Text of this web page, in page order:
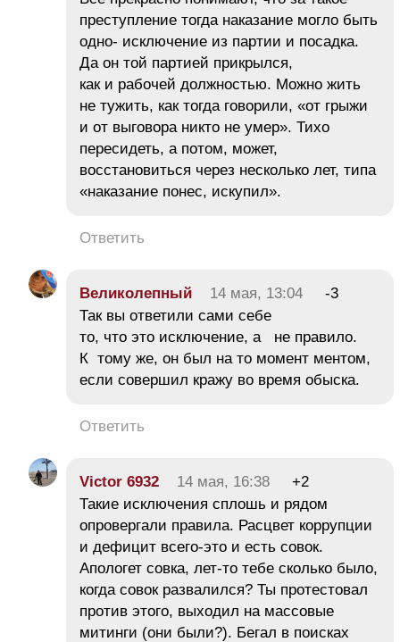
преступление тогда наказание могло быть
одно- исключение из партии и посадка.
Да он той партией прикрылся,
как и рабочей должностью. Можно жить
не тужить, как тогда говорили, «от грыжи
и от выговора никто не умер». Тихо
пересидеть, а потом, может,
восстановиться через несколько лет, типа
«наказание понес, искупил».
Ответить
Великолепный 14 мая, 13:04
-3
Так вы ответили сами себе
то, что это исключение, а не правило.
К тому же, он был на то момент ментом,
если совершил кражу во время обыска.
Ответить
Victor 6932 14 мая, 16:38
+2
Такие исключения сплошь и рядом
опровергали правила. Расцвет коррупции
и дефицит всего-это и есть совок.
Апологет совка, лет-то тебе сколько было,
когда совок развалился? Ты протестовал
против этого, выходил на массовые
митинги (они были?). Бегал в поисках